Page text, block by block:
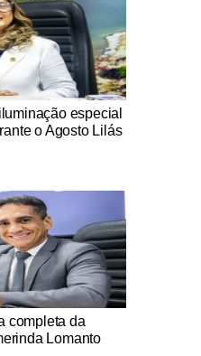
especial
o Agosto Lilás
completa da
Lomanto